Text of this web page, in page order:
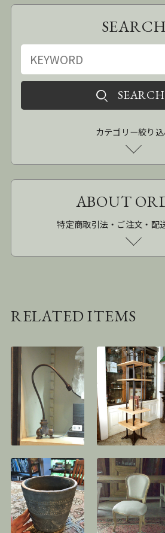
SEARCH
カテゴリー絞り
ABOUT
特定商取引法・ご注文・配
RELATED ITEMS